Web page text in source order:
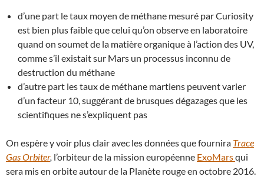
d’une part le taux moyen de méthane mesuré par Curiosity
est bien plus faible que celui qu’on observe en laboratoire
quand on soumet de la matière organique à l’action des UV,
comme s’il existait sur Mars un processus inconnu de
destruction du méthane
d’autre part les taux de méthane martiens peuvent varier
d’un facteur 10, suggérant de brusques dégazages que les
scientifiques ne s’expliquent pas
On espère y voir plus clair avec les données que fournira Trace
Gas Orbiter, l’orbiteur de la mission européenne ExoMarsqui
sera mis en orbite autour de la Planète rouge en octobre 2016.